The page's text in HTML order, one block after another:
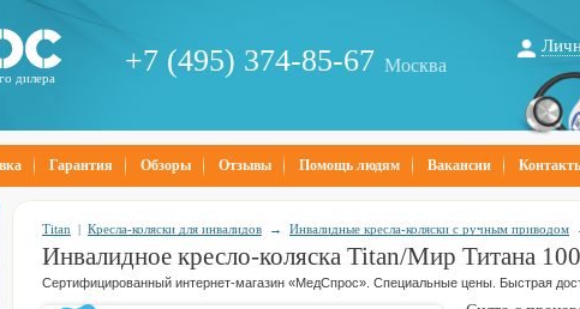
дилера
+7 (495) 374-85-67 Москва
Гарантия Обзоры Отзывы Помощь людям Вакансии
Titan | Кресла-коляски для инвалидов → Инвалидные кресла-коляски с ручным приводом
Инвалидное кресло-коляска Titan/Мир Титана
Сертифицированный интернет-магазин «МедСпрос». Специальные цены. Быстрая